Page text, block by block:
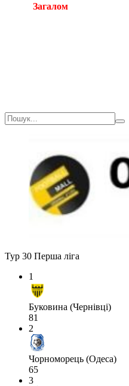
Загалом
Тур 30 Перша ліга
1
Буковина (Чернівці)
81
2
Чорноморець (Одеса)
65
3